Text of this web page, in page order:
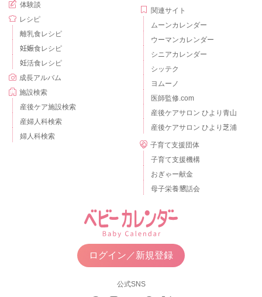
体験談
レシピ
離乳食レシピ
妊娠食レシピ
妊活食レシピ
成長アルバム
施設検索
産後ケア施設検索
産婦人科検索
婦人科検索
関連サイト
ムーンカレンダー
ウーマンカレンダー
シニアカレンダー
シッテク
ヨムーノ
医師監修.com
産後ケアサロン ひより青山
産後ケアサロン ひより芝浦
子育て支援団体
子育て支援機構
おぎゃー献金
母子栄養懇話会
ログイン／新規登録
公式SNS